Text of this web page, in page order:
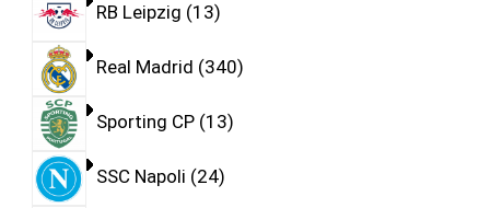
RB Leipzig 13
Real Madrid 340
Sporting CP 13
SSC Napoli 24